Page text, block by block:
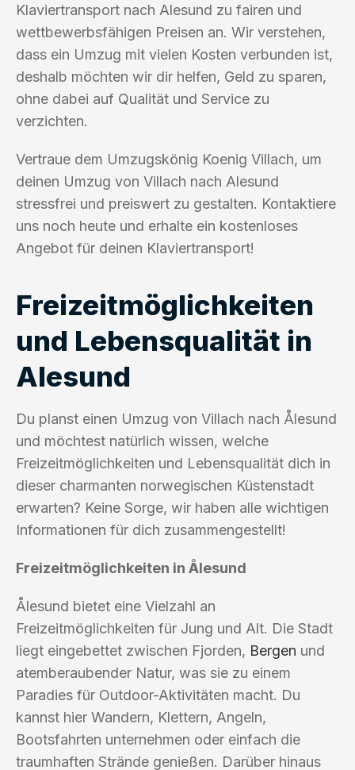
Klaviertransport nach Alesund zu fairen und
wettbewerbsfähigen Preisen an. Wir verstehen,
dass ein Umzug mit vielen Kosten verbunden ist,
deshalb möchten wir dir helfen, Geld zu sparen,
ohne dabei auf Qualität und Service zu
verzichten.
Vertraue dem Umzugskönig Koenig Villach, um
deinen Umzug von Villach nach Alesund
stressfrei und preiswert zu gestalten. Kontaktiere
uns noch heute und erhalte ein kostenloses
Angebot für deinen Klaviertransport!
Freizeitmöglichkeiten
und Lebensqualität in
Alesund
Du planst einen Umzug von Villach nach Ålesund
und möchtest natürlich wissen, welche
Freizeitmöglichkeiten und Lebensqualität dich in
dieser charmanten norwegischen Küstenstadt
erwarten? Keine Sorge, wir haben alle wichtigen
Informationen für dich zusammengestellt!
Freizeitmöglichkeiten in Ålesund
Ålesund bietet eine Vielzahl an
Freizeitmöglichkeiten für Jung und Alt. Die Stadt
liegt eingebettet zwischen Fjorden, Bergen und
atemberaubender Natur, was sie zu einem
Paradies für Outdoor-Aktivitäten macht. Du
kannst hier Wandern, Klettern, Angeln,
Bootsfahrten unternehmen oder einfach die
traumhaften Strände genießen. Darüber hinaus